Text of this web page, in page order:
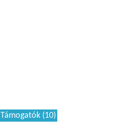
Támogatók (10)